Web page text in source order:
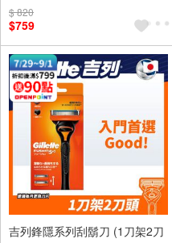
$ 820
$759
吉列鋒隱系列刮鬍刀 (1刀架2刀